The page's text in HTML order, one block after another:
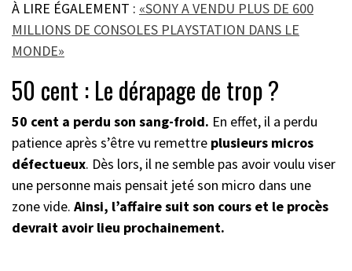
À LIRE ÉGALEMENT : «SONY A VENDU PLUS DE 600
MILLIONS DE CONSOLES PLAYSTATION DANS LE
MONDE»
50 cent : Le dérapage de trop ?
50 cent a perdu son sang-froid. En effet, il a perdu
patience après s’être vu remettre plusieurs micros
défectueux. Dès lors, il ne semble pas avoir voulu viser
une personne mais pensait jeté son micro dans une
zone vide. Ainsi, l’affaire suit son cours et le procès
devrait avoir lieu prochainement.